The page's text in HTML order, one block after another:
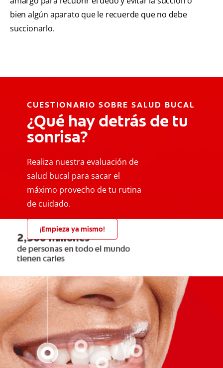
bien algún aparato que le recuerde que no debe
succionarlo.
CUESTIONARIO SOBRE SALUD BUCAL
¿Qué hay detrás de tu
sonrisa?
Realiza nuestra evaluación de
salud bucal para sacar el
máximo provecho de tu rutina
de cuidado.
¡Empieza ya mismo!